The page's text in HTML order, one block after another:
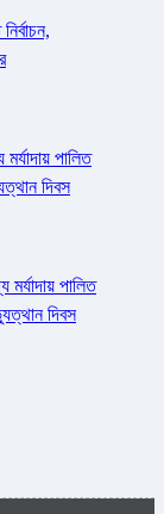
পালিত
দিবস
পালিত
দিবস